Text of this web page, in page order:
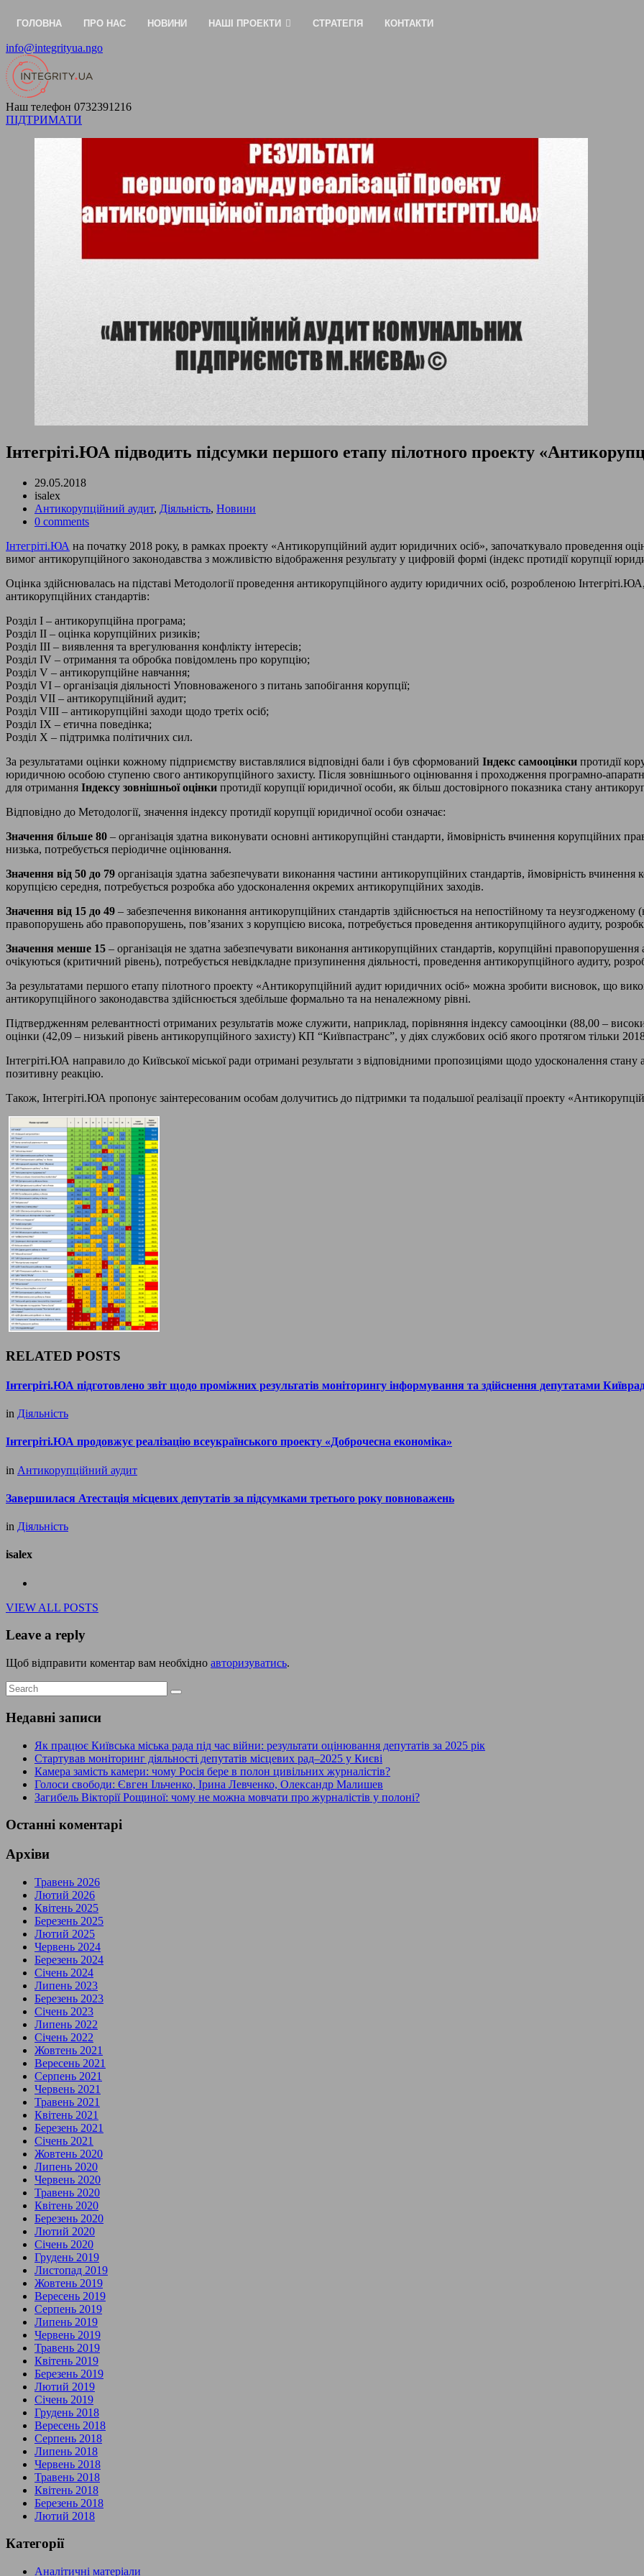
ГОЛОВНА ПРО НАС НОВИНИ НАШІ ПРОЕКТИ СТРАТЕГІЯ КОНТАКТИ
info@integrityua.ngo
Наш телефон 0732391216
ПІДТРИМАТИ
Інтегріті.ЮА підводить підсумки першого етапу пілотного проекту
29.05.2018
isalex
Антикорупційний аудит, Діяльність, Новини
0 comments
Інтегріті.ЮА на початку 2018 року, в рамках проекту «Антикорупційний аудит юридичних осіб», започаткувало проведення
вимог антикорупційного законодавства з можливістю відображення результату у цифровій формі (індекс протидії корупції
Оцінка здійснювалась на підставі Методології проведення антикорупційного аудиту юридичних осіб, розробленою
антикорупційних стандартів:
Розділ І – антикорупційна програма;
Розділ ІІ – оцінка корупційних ризиків;
Розділ ІІІ – виявлення та врегулювання конфлікту інтересів;
Розділ ІV – отримання та обробка повідомлень про корупцію;
Розділ V – антикорупційне навчання;
Розділ VІ – організація діяльності Уповноваженого з питань запобігання корупції;
Розділ VІІ – антикорупційний аудит;
Розділ VІІІ – антикорупційні заходи щодо третіх осіб;
Розділ ІХ – етична поведінка;
Розділ Х – підтримка політичних сил.
За результатами оцінки кожному підприємству виставлялися відповідні бали і був сформований Індекс самооцінки протидії
юридичною особою ступеню свого антикорупційного захисту. Після зовнішнього оцінювання і проходження програмно-
для отримання Індексу зовнішньої оцінки протидії корупції юридичної особи, як більш достовірного показника стану
Відповідно до Методології, значення індексу протидії корупції юридичної особи означає:
Значення більше 80 – організація здатна виконувати основні антикорупційні стандарти, ймовірність вчинення корупційних
низька, потребується періодичне оцінювання.
Значення від 50 до 79 організація здатна забезпечувати виконання частини антикорупційних стандартів, ймовірність
корупцією середня, потребується розробка або удосконалення окремих антикорупційних заходів.
Значення від 15 до 49 – забезпечення виконання антикорупційних стандартів здійснюється на непостійному та
правопорушень або правопорушень, пов’язаних з корупцією висока, потребується проведення антикорупційного аудиту,
Значення менше 15 – організація не здатна забезпечувати виконання антикорупційних стандартів, корупційні
очікуються (критичний рівень), потребується невідкладне призупинення діяльності, проведення антикорупційного аудиту,
За результатами першого етапу пілотного проекту «Антикорупційний аудит юридичних осіб» можна зробити висновок, що
антикорупційного законодавства здійснюється здебільше формально та на неналежному рівні.
Підтвердженням релевантності отриманих результатів може служити, наприклад, порівняння індексу самооцінки (88,00 –
оцінки (42,09 – низький рівень антикорупційного захисту) КП “Київпастранс”, у діях службових осіб якого протягом тільки
Інтегріті.ЮА направило до Київської міської ради отримані результати з відповідними пропозиціями щодо удосконалення
позитивну реакцію.
Також, Інтегріті.ЮА пропонує заінтересованим особам долучитись до підтримки та подальшої реалізації проекту
RELATED POSTS
Інтегріті.ЮА підготовлено звіт щодо проміжних результатів моніторингу інформування та здійснення депутатами
in Діяльність
Інтегріті.ЮА продовжує реалізацію всеукраїнського проекту «Доброчесна економіка»
in Антикорупційний аудит
Завершилася Атестація місцевих депутатів за підсумками третього року повноважень
in Діяльність
isalex
VIEW ALL POSTS
Leave a reply
Щоб відправити коментар вам необхідно авторизуватись.
Недавні записи
Як працює Київська міська рада під час війни: результати оцінювання депутатів за 2025 рік
Стартував моніторинг діяльності депутатів місцевих рад–2025 у Києві
Камера замість камери: чому Росія бере в полон цивільних журналістів?
Голоси свободи: Євген Ільченко, Ірина Левченко, Олександр Малишев
Загибель Вікторії Рощиної: чому не можна мовчати про журналістів у полоні?
Останні коментарі
Архіви
Травень 2026
Лютий 2026
Квітень 2025
Березень 2025
Лютий 2025
Червень 2024
Березень 2024
Січень 2024
Липень 2023
Березень 2023
Січень 2023
Липень 2022
Січень 2022
Жовтень 2021
Вересень 2021
Серпень 2021
Червень 2021
Травень 2021
Квітень 2021
Березень 2021
Січень 2021
Жовтень 2020
Липень 2020
Червень 2020
Травень 2020
Квітень 2020
Березень 2020
Лютий 2020
Січень 2020
Грудень 2019
Листопад 2019
Жовтень 2019
Вересень 2019
Серпень 2019
Липень 2019
Червень 2019
Травень 2019
Квітень 2019
Березень 2019
Лютий 2019
Січень 2019
Грудень 2018
Вересень 2018
Серпень 2018
Липень 2018
Червень 2018
Травень 2018
Квітень 2018
Березень 2018
Лютий 2018
Категорії
Аналітичні матеріали